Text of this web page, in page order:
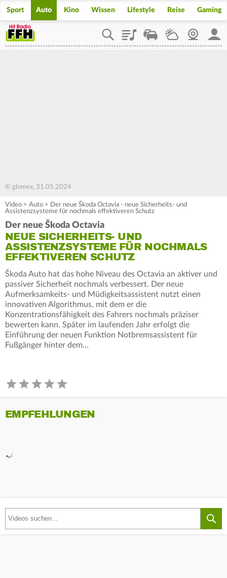
Sport Auto Kino Wissen Lifestyle Reise Gaming
PlaylistStaupilotWetterWebcam
© glomex, 31.05.2024
Video > Auto > Der neue Škoda Octavia - neue Sicherheits- und
Assistenzsysteme für nochmals effektiveren Schutz
Der neue Škoda Octavia
NEUE SICHERHEITS- UND
ASSISTENZSYSTEME FÜR NOCHMALS
EFFEKTIVEREN SCHUTZ
Škoda Auto hat das hohe Niveau des Octavia an aktiver und
passiver Sicherheit nochmals verbessert. Der neue
Aufmerksamkeits- und Müdigkeitsassistent nutzt einen
innovativen Algorithmus, mit dem er die
Konzentrationsfähigkeit des Fahrers nochmals präziser
bewerten kann. Später im laufenden Jahr erfolgt die
Einführung der neuen Funktion Notbremsassistent für
Fußgänger hinter dem…
EMPFEHLUNGEN